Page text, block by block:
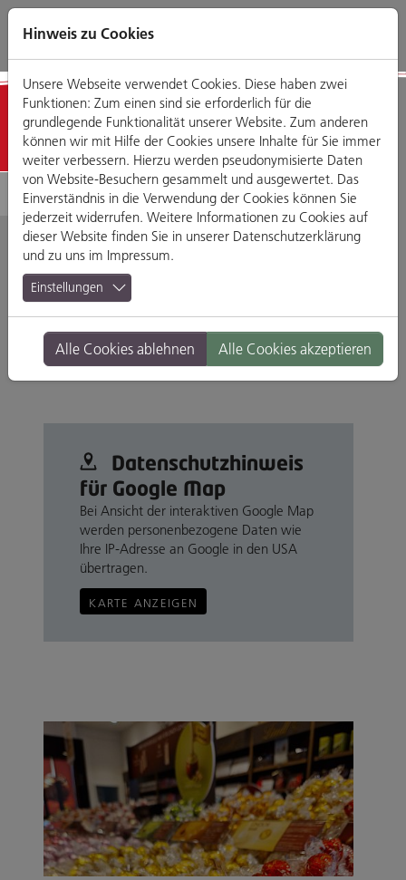
Direkt
zum
Zum
Hauptmenü
Zum
Footermenü
Zur
Website-
Detailansicht
Mea Café Bar
Am Brückenbasar 6, 93059 Regensburg
Branche: Bars
Standort: Altstadt
Datenschutz­hinweis
für Google Map
Bei Ansicht der interaktiven Google Map
werden personenbezogene Daten wie
Ihre IP-Adresse an Google in den USA
übertragen.
KARTE ANZEIGEN
Hinweis zu Cookies
Unsere Webseite verwendet Cookies. Diese haben zwei
Funktionen: Zum einen sind sie erforderlich für die
grundlegende Funktionalität unserer Website. Zum anderen
können wir mit Hilfe der Cookies unsere Inhalte für Sie immer
weiter verbessern. Hierzu werden pseudonymisierte Daten
von Website-Besuchern gesammelt und ausgewertet. Das
Einverständnis in die Verwendung der Cookies können Sie
jederzeit widerrufen. Weitere Informationen zu Cookies auf
dieser Website finden Sie in unserer Datenschutzerklärung
und zu uns im Impressum.
Einstellungen
Alle Cookies ablehnen Alle Cookies akzeptieren